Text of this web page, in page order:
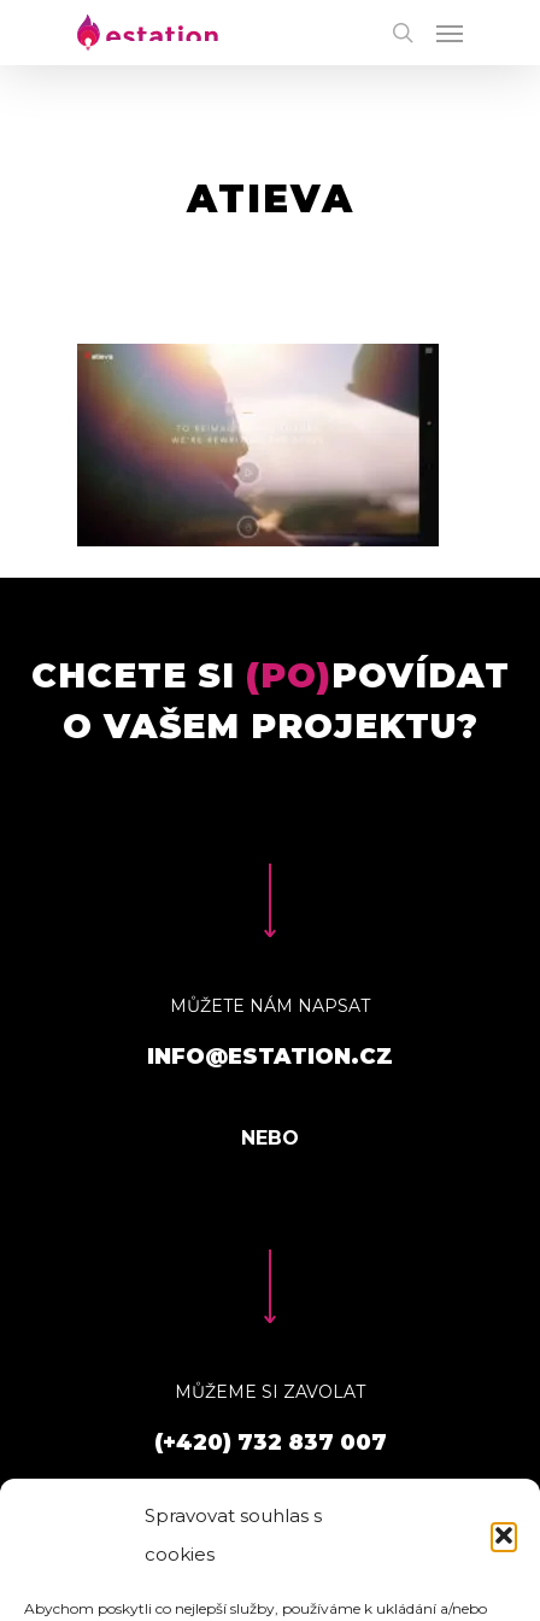
Spravovat souhlas s
cookies
Abychom poskytli co nejlepší služby, používáme k ukládání a/nebo
ATIEVA
CHCETE SI (PO)POVÍDAT
O VAŠEM PROJEKTU?
MŮŽETE NÁM NAPSAT
INFO@ESTATION.CZ
MŮŽEME SI ZAVOLAT
(+420) 732 837 007